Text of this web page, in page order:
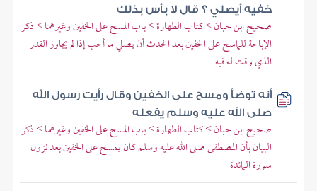
خفيه أيصلي ؟ قال لا بأس بذلك
صحيح ابن حبان > كتاب الطهارة > باب المسح على الخفين وغيرهما > ذكر
الإباحة للماسح على الخفين بعد الحدث أن يصلي ما أحب إذا لم يجاوز القدر
الذي وقت له فيه
أنه توضأ ومسح على الخفين وقال رأيت رسول الله
صلى الله عليه وسلم يفعله
صحيح ابن حبان > كتاب الطهارة > باب المسح على الخفين وغيرهما > ذكر
البيان بأن المصطفى صلى الله عليه وسلم كان يمسح على الخفين بعد نزول
سورة المائدة